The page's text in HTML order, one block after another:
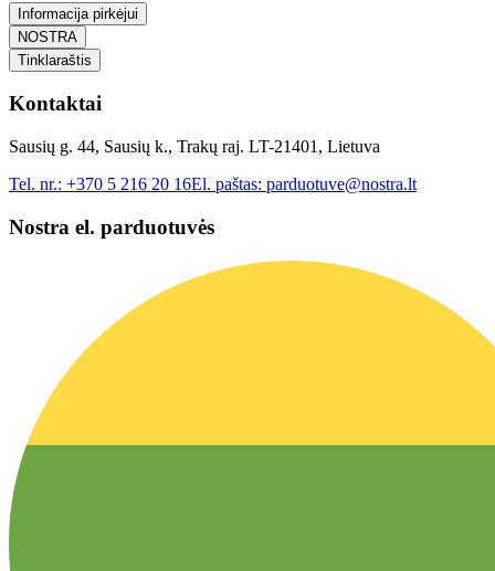
Informacija pirkėjui
NOSTRA
Tinklaraštis
Kontaktai
Sausių g. 44, Sausių k., Trakų raj. LT-21401, Lietuva
Tel. nr.: +370 5 216 20 16El. paštas: parduotuve@nostra.lt
Nostra el. parduotuvės